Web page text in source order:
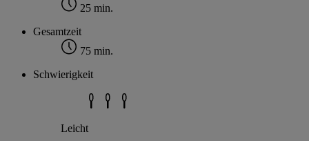
25 min.
Gesamtzeit
75 min.
Schwierigkeit
Leicht